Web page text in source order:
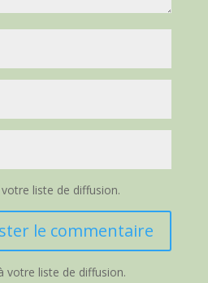
liste de diffusion.
votre liste de diffusion.